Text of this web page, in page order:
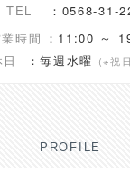
TEL
：0568-31-
時間 ：11:00 ～
：毎週水曜 (※祝
PROFILE